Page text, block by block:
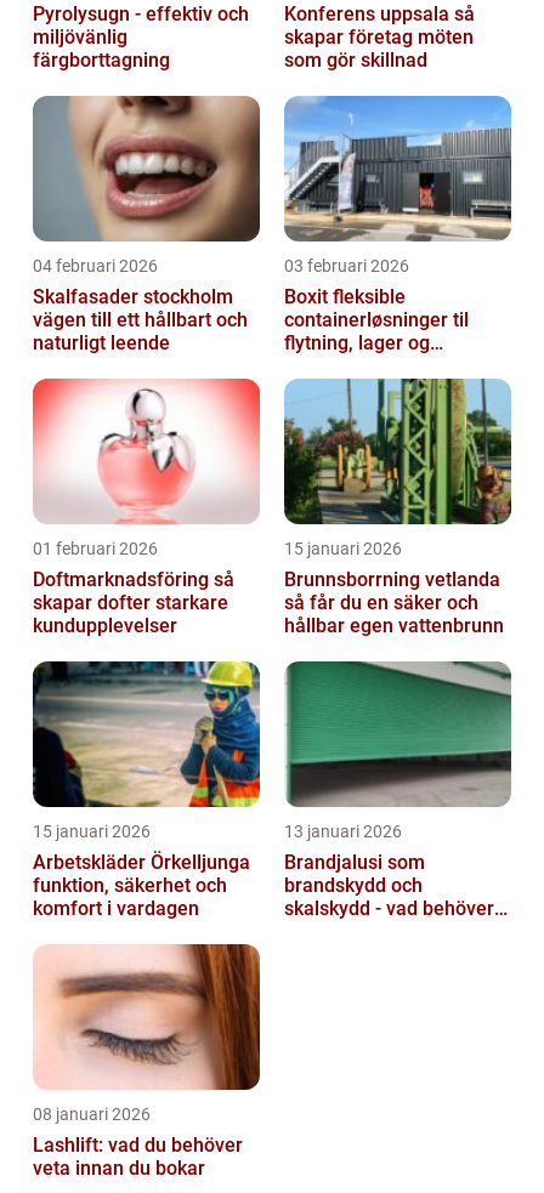
Pyrolysugn - effektiv och
miljövänlig
färgborttagning
Konferens uppsala så
skapar företag möten
som gör skillnad
04 februari 2026
Skalfasader stockholm
vägen till ett hållbart och
naturligt leende
03 februari 2026
Boxit fleksible
containerløsninger til
flytning, lager og
01 februari 2026
Doftmarknadsföring så
skapar dofter starkare
kundupplevelser
15 januari 2026
Brunnsborrning vetlanda
så får du en säker och
hållbar egen vattenbrunn
15 januari 2026
Arbetskläder Örkelljunga
funktion, säkerhet och
komfort i vardagen
13 januari 2026
Brandjalusi som
brandskydd och
skalskydd - vad behöver
08 januari 2026
Lashlift: vad du behöver
veta innan du bokar